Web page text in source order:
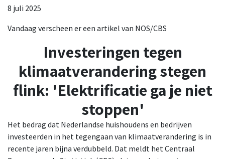
8 juli 2025
Vandaag verscheen er een artikel van NOS/CBS
Investeringen tegen
klimaatverandering stegen
flink: 'Elektrificatie ga je niet
stoppen'
Het bedrag dat Nederlandse huishoudens en bedrijven
investeerden in het tegengaan van klimaatverandering is in
recente jaren bijna verdubbeld. Dat meldt het Centraal